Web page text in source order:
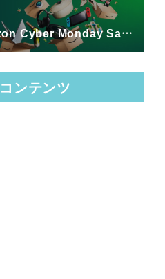
Cyber Monday Sa…